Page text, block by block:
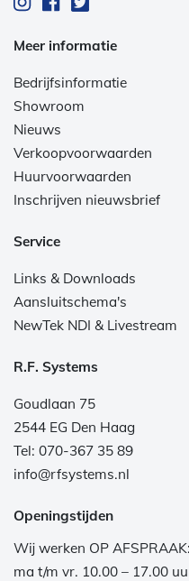
Meer informatie
Bedrijfsinformatie
Showroom
Nieuws
Verkoopvoorwaarden
Huurvoorwaarden
Inschrijven nieuwsbrief
Service
Links & Downloads
Aansluitschema's
NewTek NDI & Livestream
R.F. Systems
Goudlaan 75
2544 EG Den Haag
Tel: 070-367 35 89
info@rfsystems.nl
Openingstijden
Wij werken OP AFSPRAAK:
ma t/m vr. 10.00 – 17.00